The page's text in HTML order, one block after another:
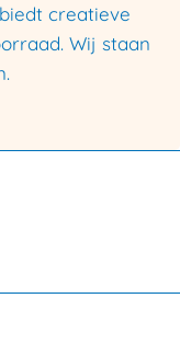
creatieve
Wij staan